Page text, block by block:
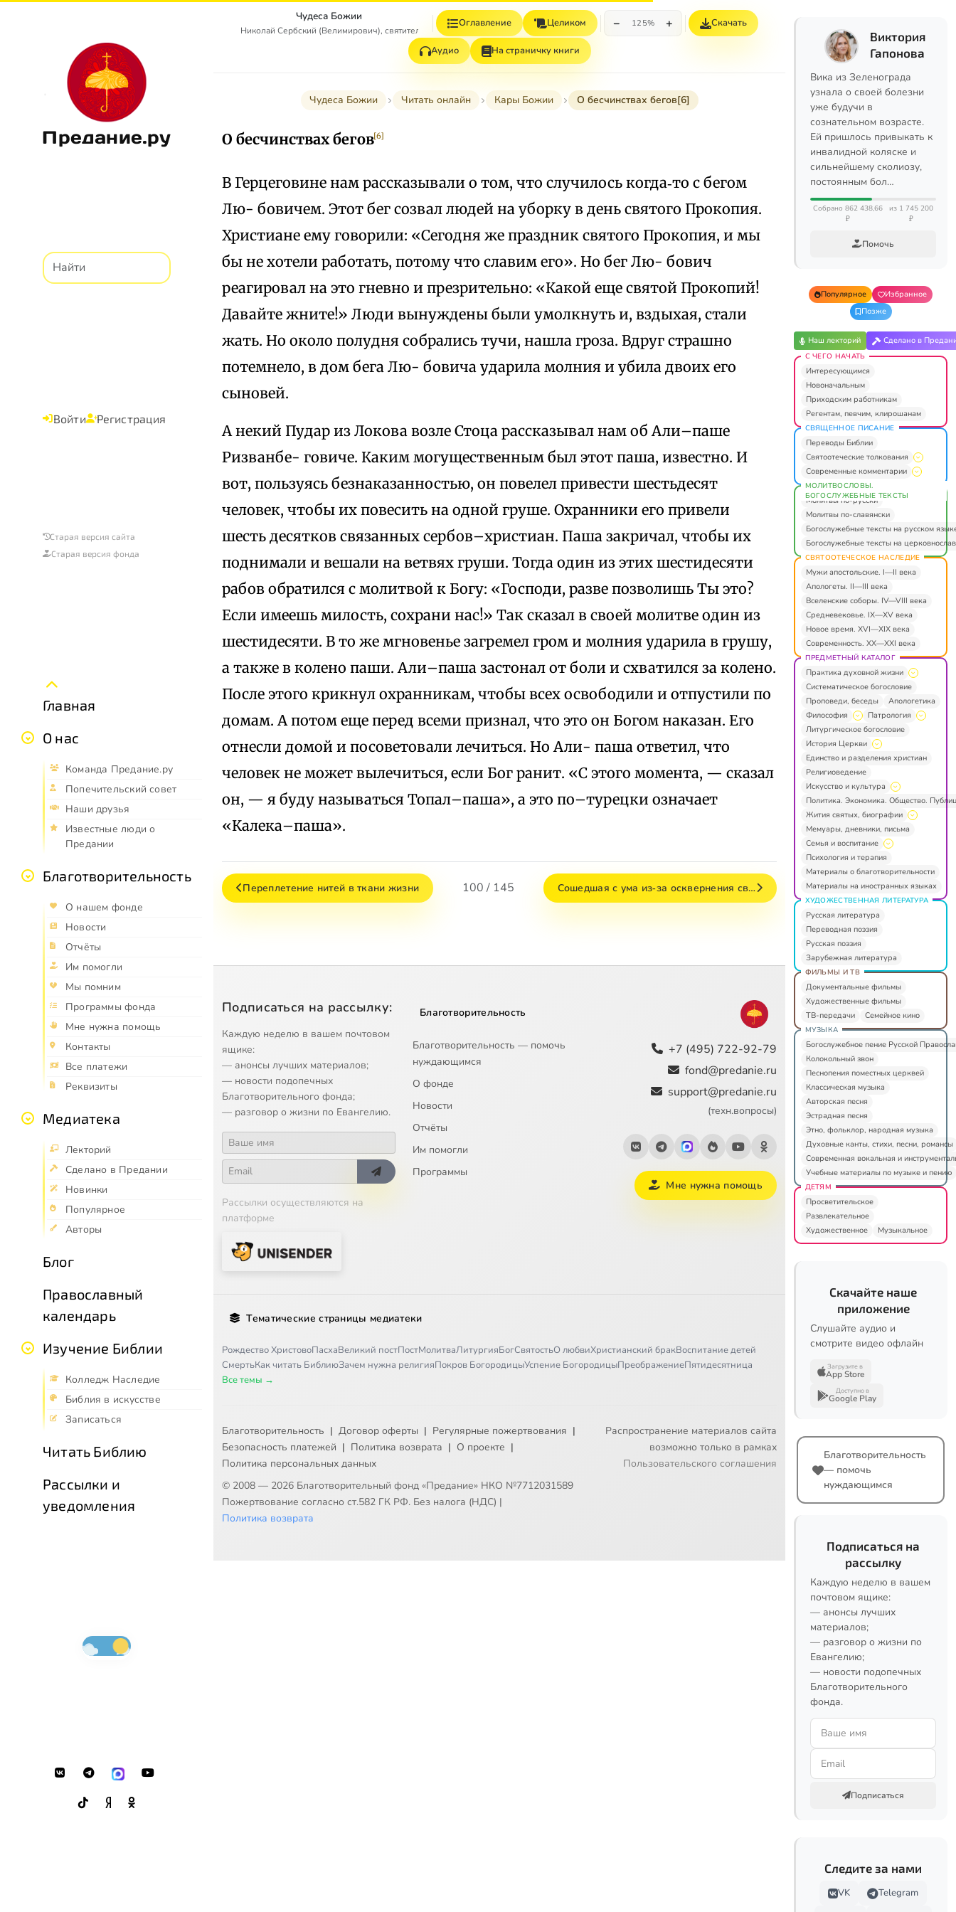
Предание.ру
Войти Регистрация
Старая версия сайта
Старая версия фонда
Главная
О нас
Команда Предание.ру
Попечительский совет
Наши друзья
Известные люди о
Предании
Благотворительность
О нашем фонде
Новости
Отчёты
Им помогли
Мы помним
Программы фонда
Мне нужна помощь
Контакты
Все платежи
Реквизиты
Медиатека
Лекторий
Сделано в Предании
Новинки
Популярное
Авторы
Блог
Православный
календарь
Изучение Библии
Колледж Наследие
Библия в искусстве
Записаться
Читать Библию
Рассылки и
уведомления
Чудеса Божии
Николай Сербский (Велимирович), святитель
Оглавление Целиком − 125% + Скачать
Аудио На страничку книги
Чудеса Божии Читать онлайн Кары Божии О бесчинствах бегов[6]
О бесчинствах бегов[6]
В Герцеговине нам рассказывали о том, что случилось когда‑то с бегом
Лю- бовичем. Этот бег созвал людей на уборку в день святого Прокопия.
Христиане ему говорили: «Сегодня же праздник святого Прокопия, и мы
бы не хотели работать, потому что славим его». Но бег Лю- бович
реагировал на это гневно и презрительно: «Какой еще святой Прокопий!
Давайте жните!» Люди вынуждены были умолкнуть и, вздыхая, стали
жать. Но около полудня собрались тучи, нашла гроза. Вдруг страшно
потемнело, в дом бега Лю- бовича ударила молния и убила двоих его
сыновей.
А некий Пудар из Локова возле Стоца рассказывал нам об Али–паше
Ризванбе- говиче. Каким могущественным был этот паша, известно. И
вот, пользуясь безнаказанностью, он повелел привести шестьдесят
человек, чтобы их повесить на одной груше. Охранники его привели
шесть десятков связанных сербов–христиан. Паша закричал, чтобы их
поднимали и вешали на ветвях груши. Тогда один из этих шестидесяти
рабов обратился с молитвой к Богу: «Господи, разве позволишь Ты это?
Если имеешь милость, сохрани нас!» Так сказал в своей молитве один из
шестидесяти. В то же мгновенье загремел гром и молния ударила в грушу,
а также в колено паши. Али–паша застонал от боли и схватился за колено.
После этого крикнул охранникам, чтобы всех освободили и отпустили по
домам. А потом еще перед всеми признал, что это он Богом наказан. Его
отнесли домой и посоветовали лечиться. Но Али- паша ответил, что
человек не может вылечиться, если Бог ранит. «С этого момента, — сказал
он, — я буду называться Топал–паша», а это по–турецки означает
«Калека–паша».
Переплетение нитей в ткани жизни 100 / 145 Сошедшая с ума из‑за осквернения св…
Подписаться на рассылку:
Каждую неделю в вашем почтовом
ящике:
— анонсы лучших материалов;
— новости подопечных
Благотворительного фонда;
— разговор о жизни по Евангелию.
Рассылки осуществляются на
платформе
Благотворительность
Благотворительность — помочь
нуждающимся
О фонде
Новости
Отчёты
Им помогли
Программы
+7 (495) 722-92-79
fond@predanie.ru
support@predanie.ru
(техн.вопросы)
Мне нужна помощь
Тематические страницы медиатеки
Рождество ХристовоПасхаВеликий постПостМолитваЛитургияБогСвятостьО любвиХристианский бракВоспитание детей
СмертьКак читать БиблиюЗачем нужна религияПокров БогородицыУспение БогородицыПреображениеПятидесятница
Все темы →
Благотворительность | Договор оферты | Регулярные пожертвования |
Безопасность платежей | Политика возврата | О проекте |
Политика персональных данных
© 2008 — 2026 Благотворительный фонд «Предание» НКО №7712031589
Пожертвование согласно ст.582 ГК РФ. Без налога (НДС) |
Политика возврата
Распространение материалов сайта
возможно только в рамках
Пользовательского соглашения
Виктория
Гапонова
Вика из Зеленограда
узнала о своей болезни
уже будучи в
сознательном возрасте.
Ей пришлось привыкать к
инвалидной коляске и
сильнейшему сколиозу,
постоянным бол…
Собрано 862 438,66
₽
из 1 745 200
₽
Помочь
Популярное
Избранное
Позже
Наш лекторий Сделано в
С ЧЕГО НАЧАТЬ
Интересующимся
Новоначальным
Приходским работникам
Регентам, певчим, клирошанам
СВЯЩЕННОЕ ПИСАНИЕ
Переводы Библии
Святоотеческие толкования
Современные комментарии
МОЛИТВОСЛОВЫ.
БОГОСЛУЖЕБНЫЕ ТЕКСТЫ
Молитвы по-русски
Молитвы по-славянски
Богослужебные тексты на русском
Богослужебные тексты на
СВЯТООТЕЧЕСКОЕ НАСЛЕДИЕ
Мужи апостольские. I—II века
Апологеты. II—III века
Вселенские соборы. IV—VIII века
Средневековье. IX—XV века
Новое время. XVI—XIX века
Современность. XX—XXI века
ПРЕДМЕТНЫЙ КАТАЛОГ
Практика духовной жизни
Систематическое богословие
Проповеди, беседы
Апологетика
Философия
Патрология
Литургическое богословие
История Церкви
Единство и разделения христиан
Религиоведение
Искусство и культура
Политика. Экономика. Общество.
Жития святых, биографии
Мемуары, дневники, письма
Семья и воспитание
Психология и терапия
Материалы о благотворительности
Материалы на иностранных языках
ХУДОЖЕСТВЕННАЯ ЛИТЕРАТУРА
Русская литература
Переводная поэзия
Русская поэзия
Зарубежная литература
ФИЛЬМЫ И ТВ
Документальные фильмы
Художественные фильмы
ТВ-передачи
Семейное кино
МУЗЫКА
Богослужебное пение Русской
Колокольный звон
Песнопения поместных церквей
Классическая музыка
Авторская песня
Эстрадная песня
Этно, фольклор, народная музыка
Духовные канты, стихи, песни, романсы
Современная вокальная и
Учебные материалы по музыке и пению
ДЕТЯМ
Просветительское
Развлекательное
Художественное
Музыкальное
Скачайте наше
приложение
Слушайте аудио и
смотрите видео офлайн
Загрузите в
App Store
Доступно в
Google Play
Благотворительность
— помочь
нуждающимся
Подписаться на
рассылку
Каждую неделю в вашем
почтовом ящике:
— анонсы лучших
материалов;
— разговор о жизни по
Евангелию;
— новости подопечных
Благотворительного
фонда.
Подписаться
Следите за нами
VK
Telegram